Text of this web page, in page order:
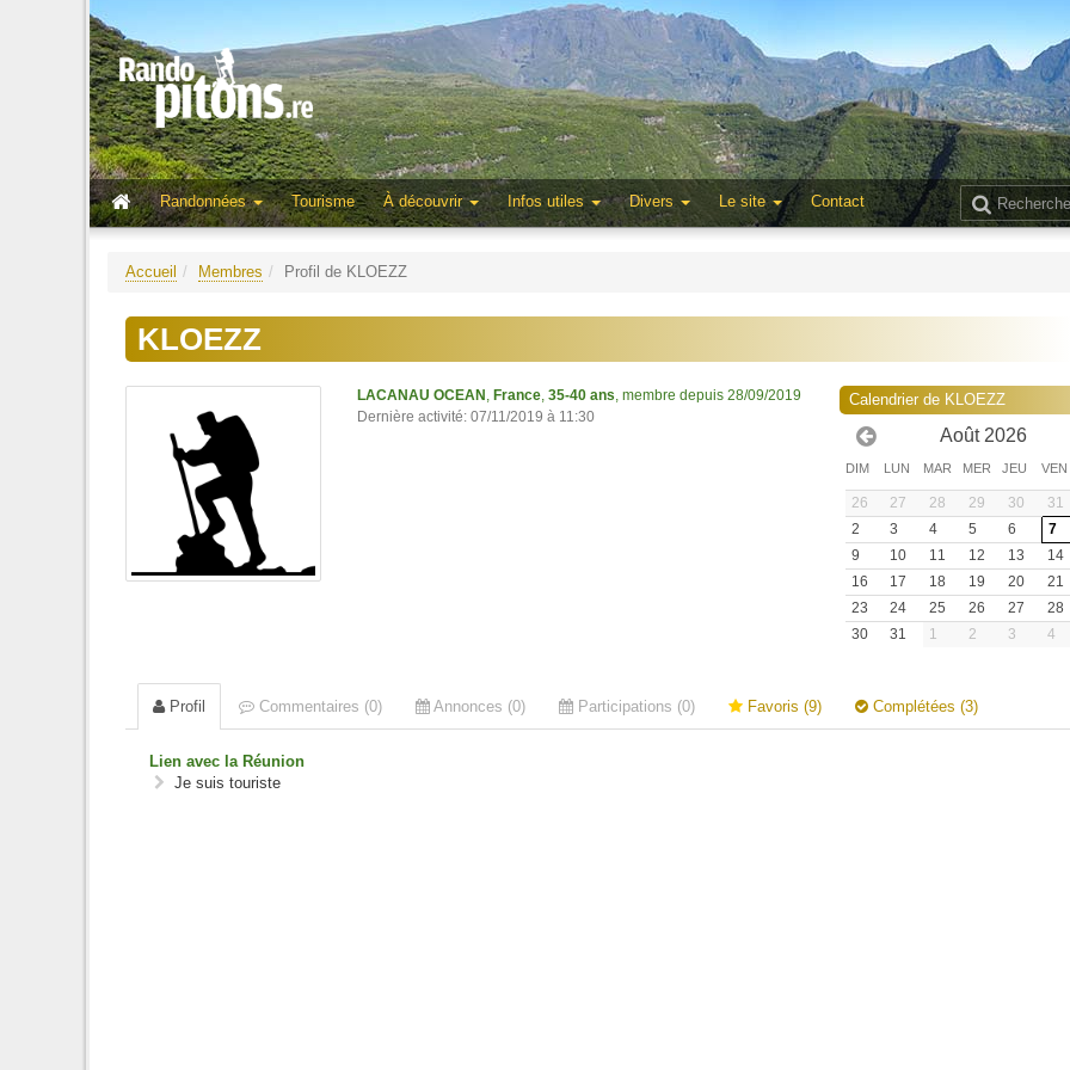
Randonnées
Tourisme À découvrir Infos utiles Divers Le site Contact
Accueil Membres Profil de KLOEZZ
KLOEZZ
LACANAU OCEAN France 35-40 ans , membre depuis 28/09/2019
Dernière activité: 07/11/2019 à 11:30
Calendrier de KLOEZZ
Août 2026
DIM LUN MAR MER JEU VEN
26 27 28 29 30 31
2
3 4 5 6 7
9
10 11 12 13 14
16
17 18 19 20 21
23
24 25 26 27 28
30
31 1 2 3 4
Profil Commentaires (0) Annonces (0) Participations (0) Favoris (9) Complétées (3)
Lien avec la Réunion
Je suis touriste